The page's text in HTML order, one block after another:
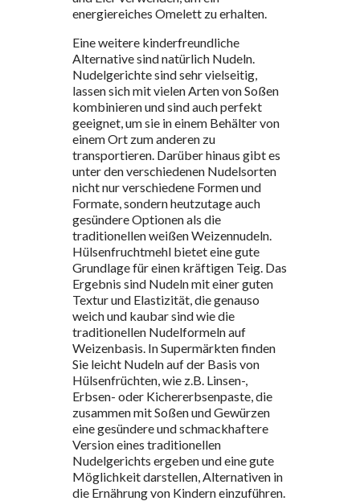
energiereiches Omelett zu erhalten.
Eine weitere kinderfreundliche
Alternative sind natürlich Nudeln.
Nudelgerichte sind sehr vielseitig,
lassen sich mit vielen Arten von Soßen
kombinieren und sind auch perfekt
geeignet, um sie in einem Behälter von
einem Ort zum anderen zu
transportieren. Darüber hinaus gibt es
unter den verschiedenen Nudelsorten
nicht nur verschiedene Formen und
Formate, sondern heutzutage auch
gesündere Optionen als die
traditionellen weißen Weizennudeln.
Hülsenfruchtmehl bietet eine gute
Grundlage für einen kräftigen Teig. Das
Ergebnis sind Nudeln mit einer guten
Textur und Elastizität, die genauso
weich und kaubar sind wie die
traditionellen Nudelformeln auf
Weizenbasis. In Supermärkten finden
Sie leicht Nudeln auf der Basis von
Hülsenfrüchten, wie z.B. Linsen-,
Erbsen- oder Kichererbsenpaste, die
zusammen mit Soßen und Gewürzen
eine gesündere und schmackhaftere
Version eines traditionellen
Nudelgerichts ergeben und eine gute
Möglichkeit darstellen, Alternativen in
die Ernährung von Kindern einzuführen.